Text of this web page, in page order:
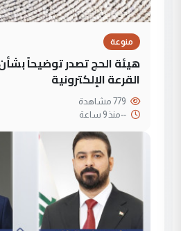
منوعة
هيئة الحج تصدر توضيحاً
القرعة الإلكترونية
--منذ 9 ساعة